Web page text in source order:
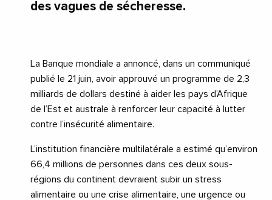
des vagues de sécheresse.
La Banque mondiale a annoncé, dans un communiqué
publié le 21 juin, avoir approuvé un programme de 2,3
milliards de dollars destiné à aider les pays d’Afrique
de l’Est et australe à renforcer leur capacité à lutter
contre l’insécurité alimentaire.
L’institution financière multilatérale a estimé qu’environ
66,4 millions de personnes dans ces deux sous-
régions du continent devraient subir un stress
alimentaire ou une crise alimentaire, une urgence ou